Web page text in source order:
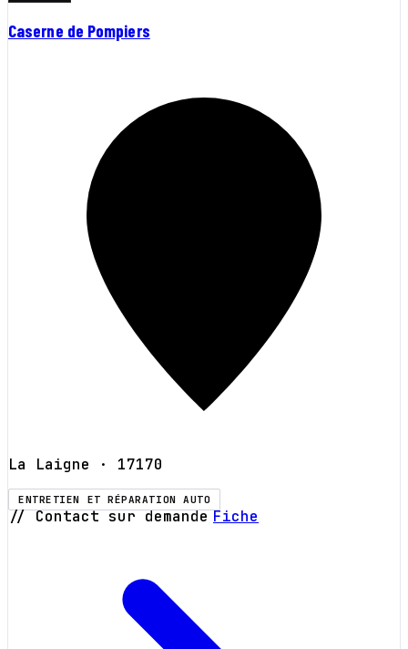
Caserne de Pompiers
La Laigne · 17170
ENTRETIEN ET RÉPARATION AUTO
// Contact sur demande Fiche